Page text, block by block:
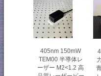
405nm 150mW
TEM00 半導体レ
ーザー M2<1.2 高